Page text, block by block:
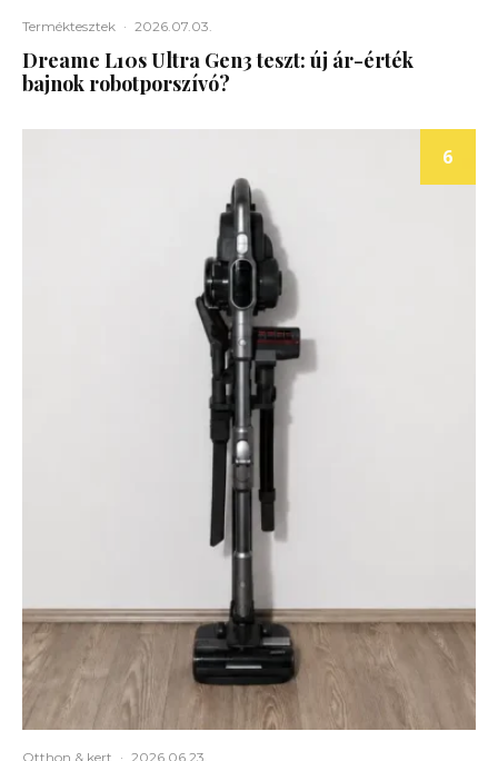
Terméktesztek · 2026.07.03.
Dreame L10s Ultra Gen3 teszt: új ár-érték
bajnok robotporszívó?
6
Otthon & kert · 2026.06.23.